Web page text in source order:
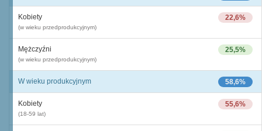
22,6%
Kobiety
(w wieku przedprodukcyjnym)
25,5%
Mężczyźni
(w wieku przedprodukcyjnym)
58,6%
W wieku produkcyjnym
55,6%
Kobiety
(18-59 lat)